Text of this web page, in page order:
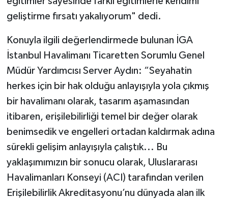
geliştirme fırsatı yakalıyorum" dedi.
Konuyla ilgili değerlendirmede bulunan İGA
İstanbul Havalimanı Ticaretten Sorumlu Genel
Müdür Yardımcısı Server Aydın: “Seyahatin
herkes için bir hak olduğu anlayışıyla yola çıkmış
bir havalimanı olarak, tasarım aşamasından
itibaren, erişilebilirliği temel bir değer olarak
benimsedik ve engelleri ortadan kaldırmak adına
sürekli gelişim anlayışıyla çalıştık... Bu
yaklaşımımızın bir sonucu olarak, Uluslararası
Havalimanları Konseyi (ACI) tarafından verilen
Erişilebilirlik Akreditasyonu’nu dünyada alan ilk